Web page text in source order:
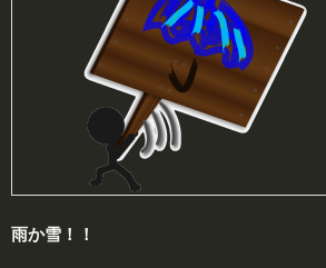
雨か雪！！